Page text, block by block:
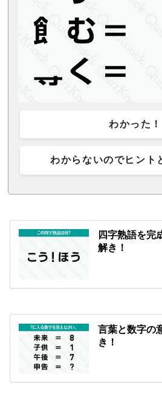
わかった！
わからないのでヒント
四字熟語を完
解き！
言葉と数字の
き！